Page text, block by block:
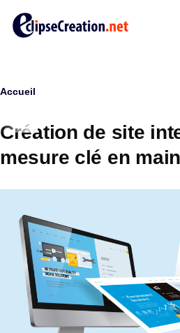
Fil
d'Ariane
Accueil
Création de site
mesure clé en main